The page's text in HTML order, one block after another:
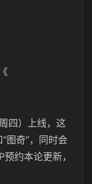
四）上线，这
图奇”，同时会
约本论更新，